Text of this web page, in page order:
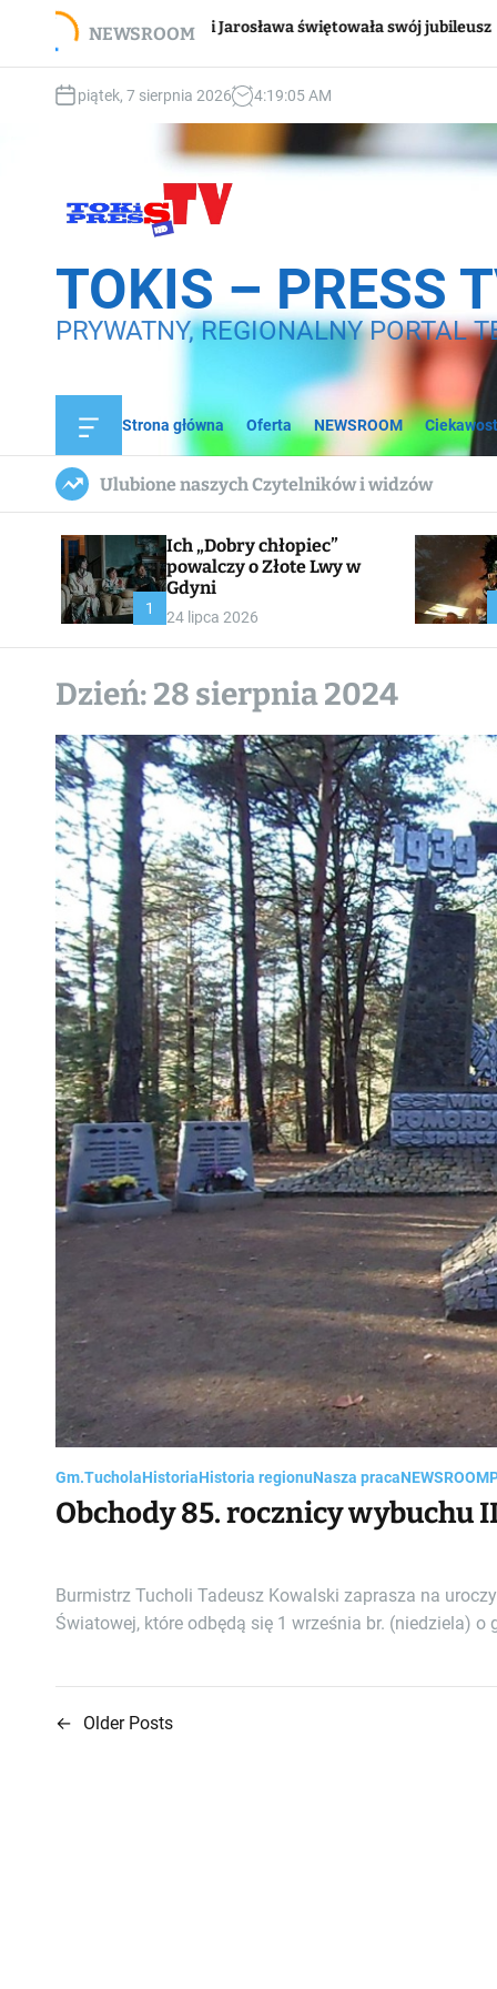
NEWSROOM
Pani Jarosława świętowała swój jubileusz
domową
piątek, 7 sierpnia 2026 4:19:07AM
TOKIS – PRESS
PRYWATNY, REGIONALNY PORTAL
O
f
c
a
a
s
W
i
e
t
Strona główna Oferta NEWSROOM
Ulubione naszych Czytelników i widzów
1
Ich „Dobry chłopiec”
powalczy o Złote Lwy w
Gdyni
24 lipca 2026
Dzień: 28 sierpnia 2024
Gm.TucholaHistoriaHistoria regionuNasza pracaNEWSROOM
Obchody 85. rocznicy wybuchu
Burmistrz Tucholi Tadeusz Kowalski zaprasza na
Światowej, które odbędą się 1 września br. (niedziela)
N
← Older Posts